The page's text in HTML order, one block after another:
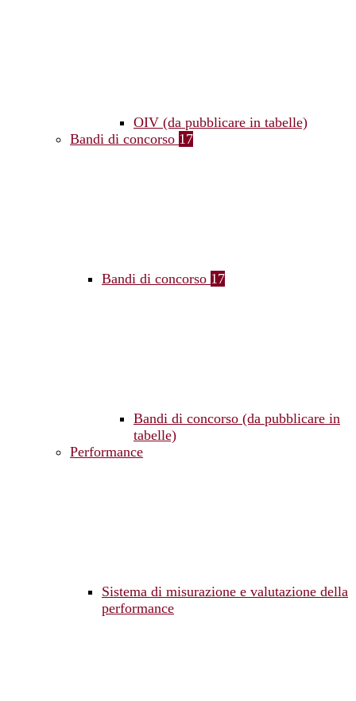
OIV (da pubblicare in tabelle)
Bandi di concorso 17
Bandi di concorso 17
Bandi di concorso (da pubblicare in
tabelle)
Performance
Sistema di misurazione e valutazione della
performance